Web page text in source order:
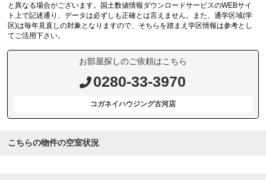
と異なる場合がございます。国土数値情報ダウンロードサービスのWEBサイ
ト上で記述通り、データは必ずしも正確とは言えません。また、通学区域(学
区)は毎年見直しの対象となりますので、そちらを踏まえ学区情報は参考とし
てご活用下さい。
お部屋探しのご依頼はこちら
0280-33-3970
コガネイハウジング古河店
こちらの物件の空室状況